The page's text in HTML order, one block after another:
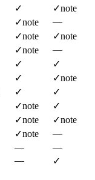
✓ ✓note
✓note
—
✓note ✓note
✓note
—
✓
✓
✓ ✓note
✓
✓
✓note
✓
✓note ✓note
✓note
—
—
—
—
✓